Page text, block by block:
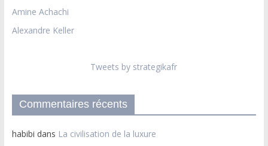
Amine Achachi
Alexandre Keller
Tweets by strategikafr
Commentaires récents
habibi dans La civilisation de la luxure